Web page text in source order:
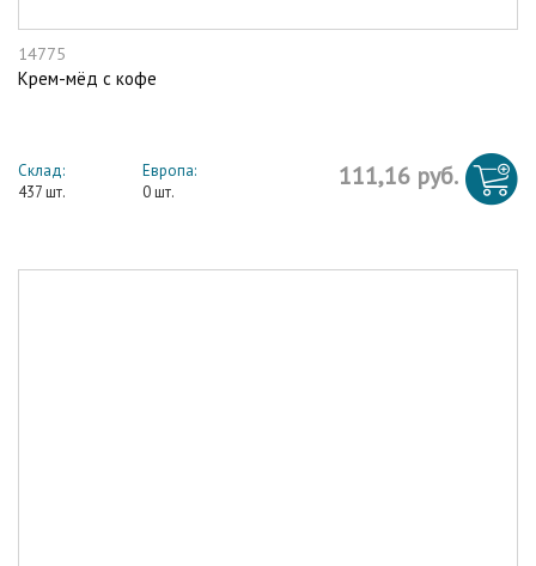
14775
Крем-мёд с кофе
Склад:
437 шт.
Европа:
0 шт.
111,16 руб.